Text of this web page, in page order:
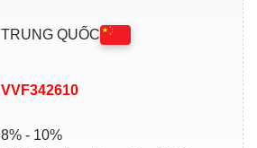
TRUNG QUỐC
VVF342610
8% - 10%